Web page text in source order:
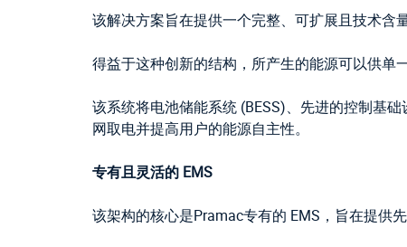
该解决方案旨在提供一个完整、可扩展且技术含
得益于这种创新的结构，所产生的能源可以供单
该系统将电池储能系统 (BESS)、先进的控制基
网取电并提高用户的能源自主性。
专有且灵活的 EMS
该架构的核心是Pramac专有的 EMS，旨在提供